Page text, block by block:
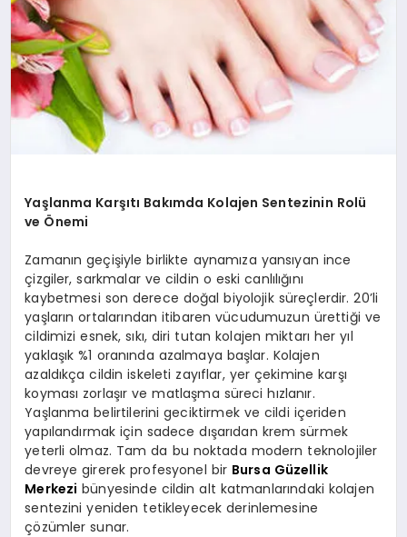
Yaşlanma Karşıtı Bakımda Kolajen Sentezinin Rolü
ve Önemi
Zamanın geçişiyle birlikte aynamıza yansıyan ince
çizgiler, sarkmalar ve cildin o eski canlılığını
kaybetmesi son derece doğal biyolojik süreçlerdir. 20’li
yaşların ortalarından itibaren vücudumuzun ürettiği ve
cildimizi esnek, sıkı, diri tutan kolajen miktarı her yıl
yaklaşık %1 oranında azalmaya başlar. Kolajen
azaldıkça cildin iskeleti zayıflar, yer çekimine karşı
koyması zorlaşır ve matlaşma süreci hızlanır.
Yaşlanma belirtilerini geciktirmek ve cildi içeriden
yapılandırmak için sadece dışarıdan krem sürmek
yeterli olmaz. Tam da bu noktada modern teknolojiler
devreye girerek profesyonel bir Bursa Güzellik
Merkezi bünyesinde cildin alt katmanlarındaki kolajen
sentezini yeniden tetikleyecek derinlemesine
çözümler sunar.